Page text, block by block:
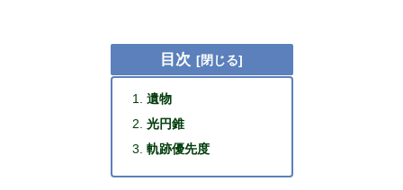
目次
遺物
光円錐
軌跡優先度